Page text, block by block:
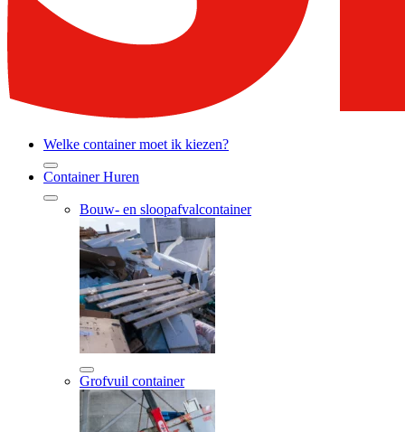
Welke container moet ik kiezen?
Container Huren
Bouw- en sloopafvalcontainer
Grofvuil container